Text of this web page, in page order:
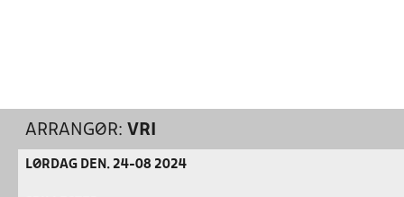
ARRANGØR: VRI
LØRDAG DEN. 24-08 2024